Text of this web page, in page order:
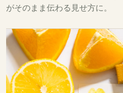
がそのまま伝わる見せ方に。